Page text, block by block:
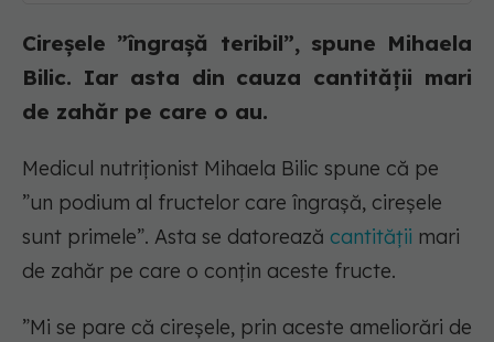
Cireșele ”îngrașă teribil”, spune Mihaela
Bilic. Iar asta din cauza cantității mari
de zahăr pe care o au.
Medicul nutriționist Mihaela Bilic spune că pe
”un podium al fructelor care îngrașă, cireșele
sunt primele”. Asta se datorează cantității mari
de zahăr pe care o conțin aceste fructe.
”Mi se pare că cireșele, prin aceste ameliorări de